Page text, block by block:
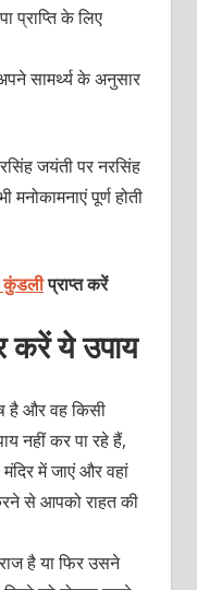
प्राप्ति के लिए
सामर्थ्य के अनुसार
जयंती पर नरसिंह
पूर्ण होती
कुंडलीप्राप्त करें
करें ये उपाय
है और वह किसी
नहीं कर पा रहे हैं,
में जाएं और वहां
से आपको राहत की
है या फिर उसने